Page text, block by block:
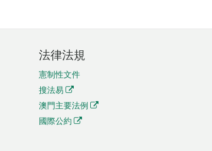
法律法規
憲制性文件
搜法易
澳門主要法例
國際公約